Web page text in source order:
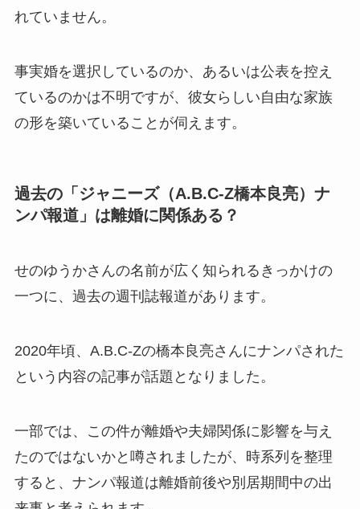
れていません。
事実婚を選択しているのか、あるいは公表を控え
ているのかは不明ですが、彼女らしい自由な家族
の形を築いていることが伺えます。
過去の「ジャニーズ（A.B.C-Z橋本良亮）ナ
ンパ報道」は離婚に関係ある？
せのゆうかさんの名前が広く知られるきっかけの
一つに、過去の週刊誌報道があります。
2020年頃、A.B.C-Zの橋本良亮さんにナンパされた
という内容の記事が話題となりました。
一部では、この件が離婚や夫婦関係に影響を与え
たのではないかと噂されましたが、時系列を整理
すると、ナンパ報道は離婚前後や別居期間中の出